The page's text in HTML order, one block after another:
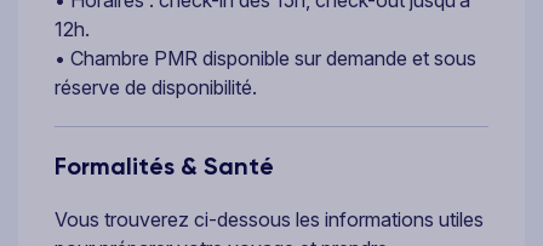
12h.
• Chambre PMR disponible sur demande et sous
réserve de disponibilité.
Formalités & Santé
Vous trouverez ci-dessous les informations utiles